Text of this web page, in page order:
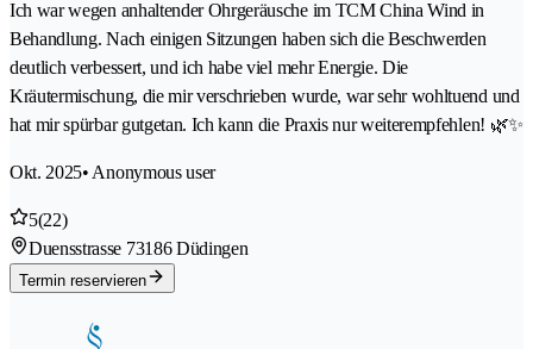
Ich war wegen anhaltender Ohrgeräusche im TCM China Wind in
Behandlung. Nach einigen Sitzungen haben sich die Beschwerden
deutlich verbessert, und ich habe viel mehr Energie. Die
Kräutermischung, die mir verschrieben wurde, war sehr wohltuend und
hat mir spürbar gutgetan. Ich kann die Praxis nur weiterempfehlen! 🌿✨
Okt. 2025• Anonymous user
5(22)
Duensstrasse 73186 Düdingen
Termin reservieren